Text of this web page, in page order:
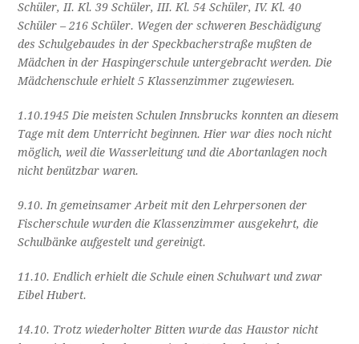
Schüler, II. Kl. 39 Schüler, III. Kl. 54 Schüler, IV. Kl. 40
Schüler – 216 Schüler. Wegen der schweren Beschädigung
des Schulgebaudes in der Speckbacherstraße mußten de
Mädchen in der Haspingerschule untergebracht werden. Die
Mädchenschule erhielt 5 Klassenzimmer zugewiesen.
1.10.1945 Die meisten Schulen Innsbrucks konnten an diesem
Tage mit dem Unterricht beginnen. Hier war dies noch nicht
möglich, weil die Wasserleitung und die Abortanlagen noch
nicht benützbar waren.
9.10. In gemeinsamer Arbeit mit den Lehrpersonen der
Fischerschule wurden die Klassenzimmer ausgekehrt, die
Schulbänke aufgestelt und gereinigt.
11.10. Endlich erhielt die Schule einen Schulwart und zwar
Eibel Hubert.
14.10. Trotz wiederholter Bitten wurde das Haustor nicht